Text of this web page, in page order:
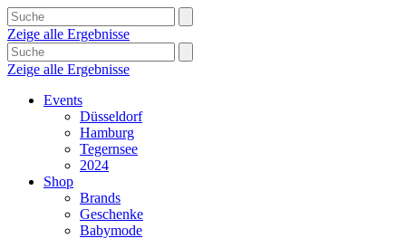
Zeige alle Ergebnisse
Zeige alle Ergebnisse
Events
Düsseldorf
Hamburg
Tegernsee
2024
Shop
Brands
Geschenke
Babymode